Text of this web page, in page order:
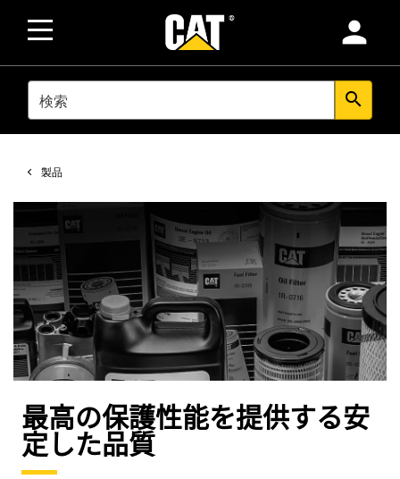
person
SEARCH search
製品
最高の保護性能を提供する安
定した品質